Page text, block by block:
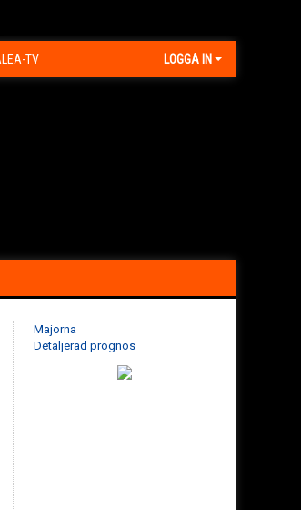
TV LOGGA IN
Majorna
Detaljerad prognos